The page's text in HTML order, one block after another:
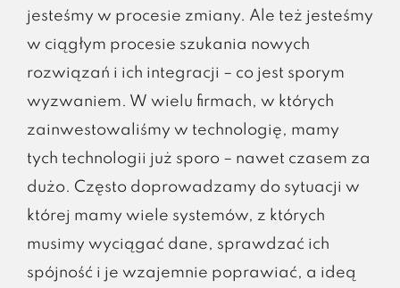
jesteśmy w procesie zmiany. Ale też jesteśmy
w ciągłym procesie szukania nowych
rozwiązań i ich integracji – co jest sporym
wyzwaniem. W wielu firmach, w których
zainwestowaliśmy w technologię, mamy
tych technologii już sporo – nawet czasem za
dużo. Często doprowadzamy do sytuacji w
której mamy wiele systemów, z których
musimy wyciągać dane, sprawdzać ich
spójność i je wzajemnie poprawiać, a ideą